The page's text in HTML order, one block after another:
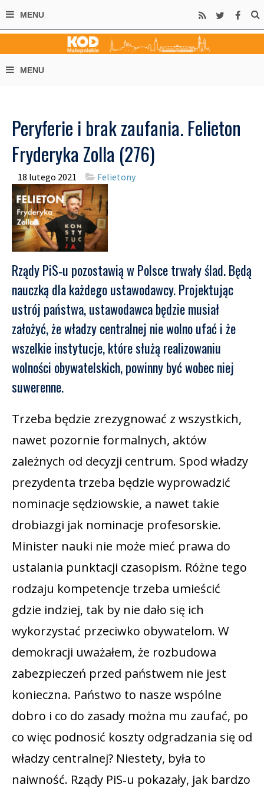
Peryferie i brak zaufania. Felieton
Fryderyka Zolla (276)
18 lutego 2021 Felietony
Rządy PiS‑u pozostawią w Polsce trwały ślad. Będą
nauczką dla każdego ustawodawcy. Projektując
ustrój państwa, ustawodawca będzie musiał
założyć, że władzy centralnej nie wolno ufać i że
wszelkie instytucje, które służą realizowaniu
wolności obywatelskich, powinny być wobec niej
suwerenne.
Trzeba będzie zrezygnować z wszystkich,
nawet pozornie formalnych, aktów
zależnych od decyzji centrum. Spod władzy
prezydenta trzeba będzie wyprowadzić
nominacje sędziowskie, a nawet takie
drobiazgi jak nominacje profesorskie.
Minister nauki nie może mieć prawa do
ustalania punktacji czasopism. Różne tego
rodzaju kompetencje trzeba umieścić
gdzie indziej, tak by nie dało się ich
wykorzystać przeciwko obywatelom. W
demokracji uważałem, że rozbudowa
zabezpieczeń przed państwem nie jest
konieczna. Państwo to nasze wspólne
dobro i co do zasady można mu zaufać, po
co więc podnosić koszty odgradzania się od
władzy centralnej? Niestety, była to
naiwność. Rządy PiS‑u pokazały, jak bardzo